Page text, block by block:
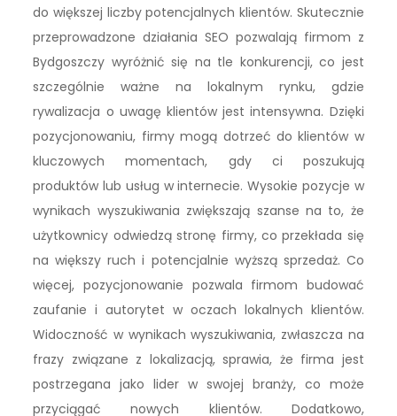
do większej liczby potencjalnych klientów. Skutecznie
przeprowadzone działania SEO pozwalają firmom z
Bydgoszczy wyróżnić się na tle konkurencji, co jest
szczególnie ważne na lokalnym rynku, gdzie
rywalizacja o uwagę klientów jest intensywna. Dzięki
pozycjonowaniu, firmy mogą dotrzeć do klientów w
kluczowych momentach, gdy ci poszukują
produktów lub usług w internecie. Wysokie pozycje w
wynikach wyszukiwania zwiększają szanse na to, że
użytkownicy odwiedzą stronę firmy, co przekłada się
na większy ruch i potencjalnie wyższą sprzedaż. Co
więcej, pozycjonowanie pozwala firmom budować
zaufanie i autorytet w oczach lokalnych klientów.
Widoczność w wynikach wyszukiwania, zwłaszcza na
frazy związane z lokalizacją, sprawia, że firma jest
postrzegana jako lider w swojej branży, co może
przyciągać nowych klientów. Dodatkowo,